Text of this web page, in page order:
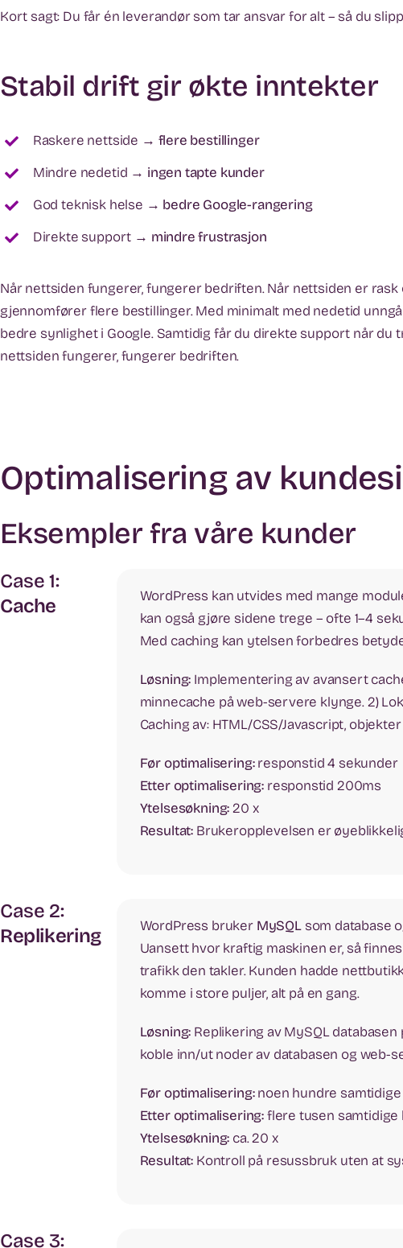
Kort sagt: Du får én leverandør som tar ansvar for alt – så du
Stabil drift gir økte inntekter
Raskere nettside → flere bestillinger
Mindre nedetid → ingen tapte kunder
God teknisk helse → bedre Google-rangering
Direkte support → mindre frustrasjon
Når nettsiden fungerer, fungerer bedriften. Når nettsiden er
gjennomfører flere bestillinger. Med minimalt med nedetid
bedre synlighet i Google. Samtidig får du direkte support når
nettsiden fungerer, fungerer bedriften.
Optimalisering av
Eksempler fra våre kunder
Case 1:
Cache
WordPress kan utvides med mange
kan også gjøre sidene trege – ofte 1–4
Med caching kan ytelsen forbedres
Løsning: Implementering av avansert
minnecache på web-servere klynge. 2)
Caching av: HTML/CSS/Javascript,
Før optimalisering:responstid 4 sekunder
Etter optimalisering: responstid 200ms
Ytelsesøkning:20 x
Resultat: Brukeropplevelsen er
Case 2:
Replikering
WordPress bruker MySQLsom database
Uansett hvor kraftig maskinen er, så
trafikk den takler. Kunden hadde
komme i store puljer, alt på en gang.
Løsning: Replikering av MySQL
koble inn/ut noder av databasen og web-
Før optimalisering:noen hundre
Etter optimalisering:flere tusen samtidige
Ytelsesøkning: ca. 20 x
Resultat: Kontroll på resussbruk uten at
Case 3: